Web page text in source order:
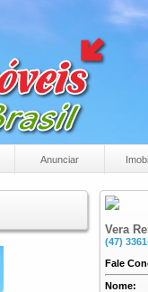
Anunciar
Vera
(47)
Fale
Nome: